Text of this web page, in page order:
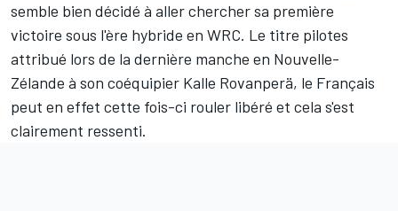
semble bien décidé à aller chercher sa première
victoire sous l'ère hybride en WRC. Le titre pilotes
attribué lors de la dernière manche en Nouvelle-
Zélande à son coéquipier Kalle Rovanperä, le Français
peut en effet cette fois-ci rouler libéré et cela s'est
clairement ressenti.